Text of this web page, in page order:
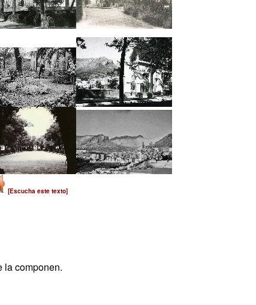
[Escucha este texto]
la componen.